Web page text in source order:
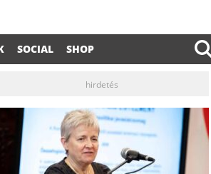
SOCIAL SHOP
hirdetés